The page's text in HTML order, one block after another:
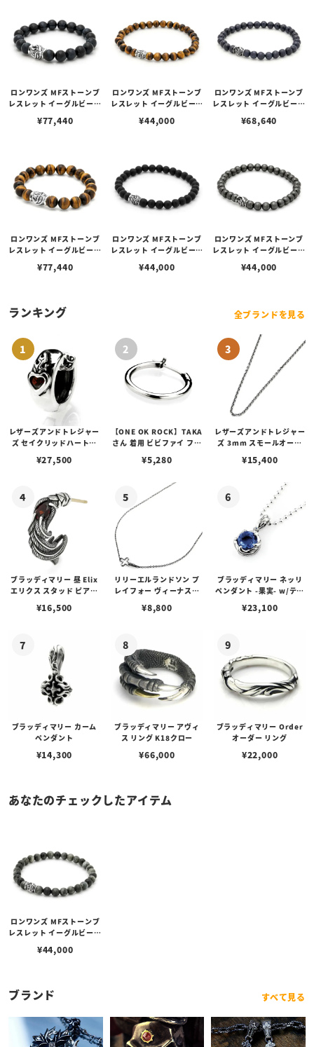
ロンワンズ MFストーンブ
レスレット イーグルビーズ
mm
¥77,440
ロンワンズ MFストーンブ
レスレット イーグルビーズ
¥44,000
ロンワンズ MFストーンブ
レスレット イーグルビーズ
¥68,640
ロンワンズ MFストーンブ
レスレット イーグルビーズ
¥77,440
ロンワンズ MFストーンブ
レスレット イーグルビーズ
¥44,000
ロンワンズ MFストーンブ
レスレット イーグルビーズ
¥44,000
ランキング 全ブランドを見る
レザーズアンドトレジャー
ズ セイクリッドハートピ
¥27,500
【ONE OK ROCK】TAKA
さん 着用 ビビファイ フー
¥5,280
レザーズアンドトレジャー
ズ 3mm スモールオーバ
ブスタークラスプ＆LTロ
¥15,400
ブラッディマリー 昼 Elix
エリクス スタッド ピアス
¥16,500
リリーエルランドソン プ
レイフォー ヴィーナスチ
¥8,800
ブラッディマリー ネッリ
ペンダント -果実- w/ティ
¥23,100
ブラッディマリー カーム
ペンダント
¥14,300
ブラッディマリー アヴィ
ス リング K18クロー
¥66,000
ブラッディマリー Order
オーダー リング
¥22,000
あなたのチェックしたアイテム
ロンワンズ MFストーンブ
レスレット イーグルビーズ
¥44,000
ブランド すべて見る